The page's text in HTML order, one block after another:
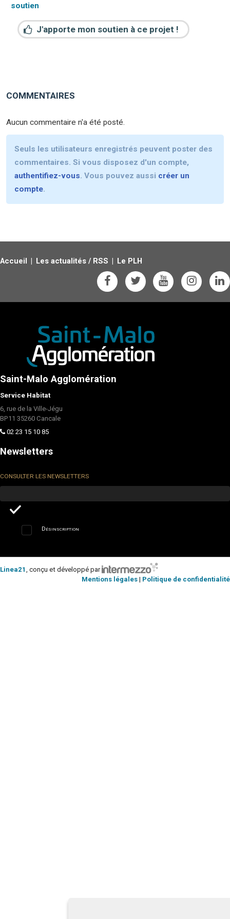
soutien
J'apporte mon soutien à ce projet !
COMMENTAIRES
Aucun commentaire n'a été posté.
Seuls les utilisateurs enregistrés peuvent poster des
commentaires. Si vous disposez d'un compte,
authentifiez-vous. Vous pouvez aussi créer un
compte.
Accueil Les actualités/ RSS Le PLH
Saint-Malo Agglomération
Service Habitat
6, rue de la Ville-Jégu
BP11 35260 Cancale
02 23 15 10 85
Newsletters
CONSULTER LES NEWSLETTERS
Désinscription
Linea21 , conçu et développé par
Mentions légales | Politique de confidentialité